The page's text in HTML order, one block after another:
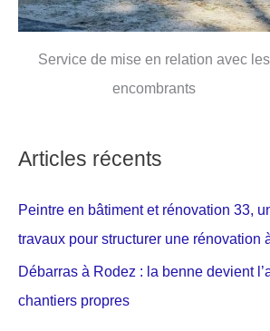
Service de mise en relation avec les
encombrants
Articles récents
Peintre en bâtiment et rénovation 33,
travaux pour structurer une rénovation
Débarras à Rodez : la benne devient
chantiers propres